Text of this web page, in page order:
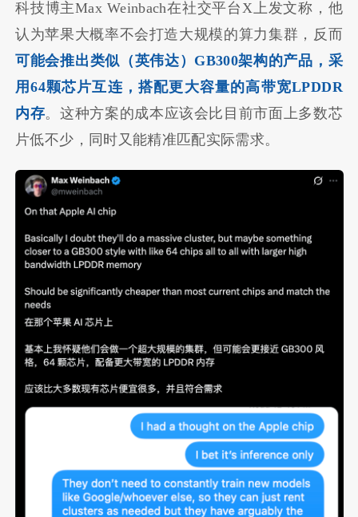
科技博主Max Weinbach在社交平台X上发文称，他
认为苹果大概率不会打造大规模的算力集群，反而
可能会推出类似（英伟达）GB300架构的产品，采
用64颗芯片互连，搭配更大容量的高带宽LPDDR
内存。这种方案的成本应该会比目前市面上多数芯
片低不少，同时又能精准匹配实际需求。